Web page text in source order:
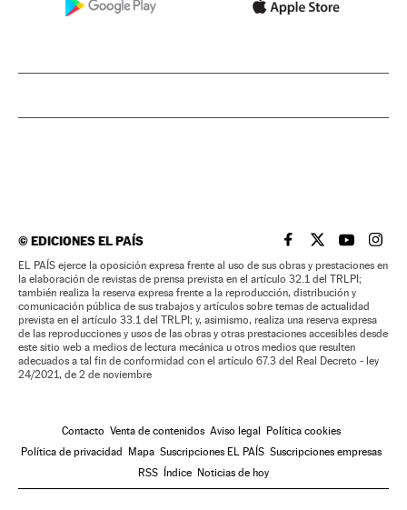
©EDICIONES EL PAÍS EL PAÍS BRASIL EN
EL PAÍSEL PAÍS
EL
EL PAÍS ejerce la oposición expresa frente al uso de sus obras y prestaciones en
la elaboración de revistas de prensa prevista en el artículo 32.1 del TRLPI;
también realiza la reserva expresa frente a la reproducción, distribución y
comunicación pública de sus trabajos y artículos sobre temas de actualidad
prevista en el artículo 33.1 del TRLPI; y, asimismo, realiza una reserva expresa
de las reproducciones y usos de las obras y otras prestaciones accesibles desde
este sitio web a medios de lectura mecánica u otros medios que resulten
adecuados a tal fin de conformidad con el artículo 67.3 del Real Decreto - ley
24/2021, de 2 de noviembre
Contacto Venta de contenidos Aviso legal Política cookies
Política de privacidad Mapa Suscripciones EL PAÍS Suscripciones empresas
RSS Índice Noticias de hoy